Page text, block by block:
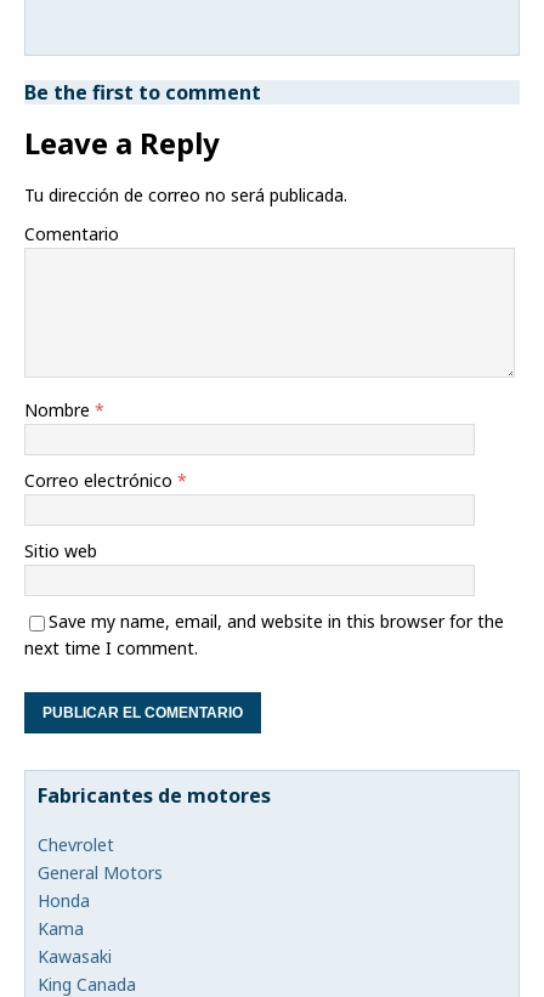
Be the first to comment
Leave a Reply
Tu dirección de correo no será publicada.
Comentario
Nombre *
Correo electrónico *
Sitio web
Save my name, email, and website in this browser for the
next time I comment.
Fabricantes de motores
Chevrolet
General Motors
Honda
Kama
Kawasaki
King Canada